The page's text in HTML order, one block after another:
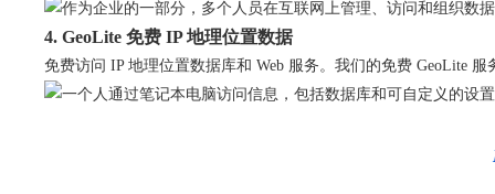
4. GeoLite 免费 IP 地理位置数据
免费访问 IP 地理位置数据库和 Web 服务。我们的免费 G​​eoLite